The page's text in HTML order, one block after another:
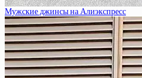
Мужские джинсы на Алиэкспресс